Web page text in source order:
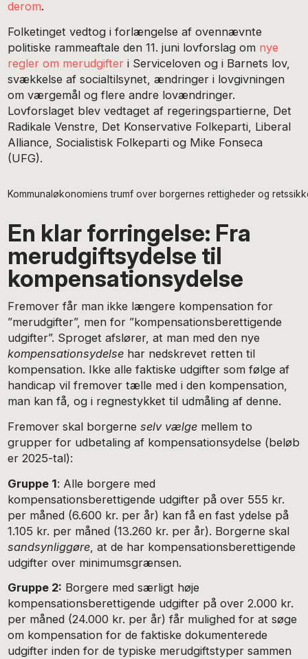
derom.
Folketinget vedtog i forlængelse af ovennævnte
politiske rammeaftale den 11. juni lovforslag om nye
regler om merudgifter i Serviceloven og i Barnets lov,
svækkelse af socialtilsynet, ændringer i lovgivningen
om værgemål og flere andre lovændringer.
Lovforslaget blev vedtaget af regeringspartierne, Det
Radikale Venstre, Det Konservative Folkeparti, Liberal
Alliance, Socialistisk Folkeparti og Mike Fonseca
(UFG).
Kommunaløkonomiens trumf over borgernes rettigheder og
En klar forringelse: Fra
merudgiftsydelse til
kompensationsydelse
Fremover får man ikke længere kompensation for
”merudgifter”, men for ”kompensationsberettigende
udgifter”. Sproget afslører, at man med den nye
kompensationsydelse har nedskrevet retten til
kompensation. Ikke alle faktiske udgifter som følge af
handicap vil fremover tælle med i den kompensation,
man kan få, og i regnestykket til udmåling af denne.
Fremover skal borgerneselv vælge mellem to
grupper for udbetaling af kompensationsydelse (beløb
er 2025-tal):
Gruppe 1: Alle borgere med
kompensationsberettigende udgifter på over 555 kr.
per måned (6.600 kr. per år) kan få en fast ydelse på
1.105 kr. per måned (13.260 kr. per år). Borgerne skal
sandsynliggøre , at de har kompensationsberettigende
udgifter over minimumsgrænsen.
Gruppe 2: Borgere med særligt høje
kompensationsberettigende udgifter på over 2.000 kr.
per måned (24.000 kr. per år) får mulighed for at søge
om kompensation for de faktiske dokumenterede
udgifter inden for de typiske merudgiftstyper sammen